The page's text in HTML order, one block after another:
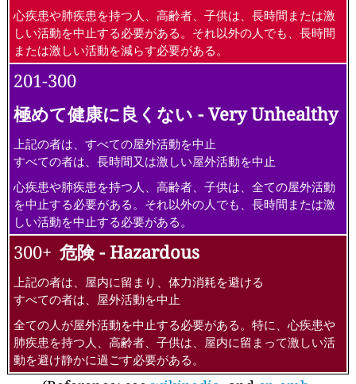
心疾患や肺疾患を持つ人、高齢者、子供は、長時間または激
しい活動を中止する必要がある。それ以外の人でも、長時間
または激しい活動を減らす必要がある。
201-300
極めて健康に良くない - Very Unhealthy
上記の者は、すべての屋外活動を中止
すべての者は、長時間又は激しい屋外活動を中止
心疾患や肺疾患を持つ人、高齢者、子供は、全ての屋外活動
を中止する必要がある。それ以外の人でも、長時間または激
しい活動を中止する必要がある。
300+ 危険 - Hazardous
上記の者は、屋内に留まり、体力消耗を避ける
すべての者は、屋外活動を中止
全ての人が屋外活動を中止する必要がある。特に、心疾患や
肺疾患を持つ人、高齢者、子供は、屋内に留まって激しい活
動を避け静かに過ごす必要がある。